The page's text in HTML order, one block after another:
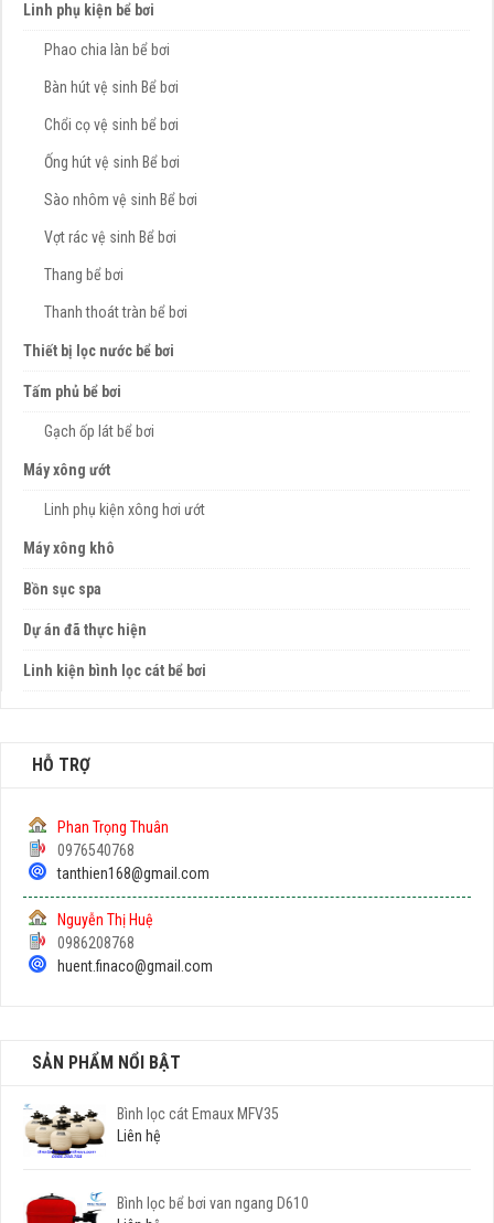
Linh phụ kiện bể bơi
Phao chia làn bể bơi
Bàn hút vệ sinh Bể bơi
Chổi cọ vệ sinh bể bơi
Ống hút vệ sinh Bể bơi
Sào nhôm vệ sinh Bể bơi
Vợt rác vệ sinh Bể bơi
Thang bể bơi
Thanh thoát tràn bể bơi
Thiết bị lọc nước bể bơi
Tấm phủ bể bơi
Gạch ốp lát bể bơi
Máy xông ướt
Linh phụ kiện xông hơi ướt
Máy xông khô
Bồn sục spa
Dự án đã thực hiện
Linh kiện bình lọc cát bể bơi
HỖ TRỢ
Phan Trọng Thuân
0976540768
tanthien168@gmail.com
Nguyễn Thị Huệ
0986208768
huent.finaco@gmail.com
SẢN PHẨM NỔI BẬT
Bình lọc cát Emaux MFV35
Liên hệ
Bình lọc bể bơi van ngang D610